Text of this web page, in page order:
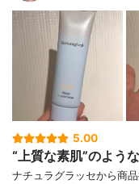
5.00
“上質な素肌”のよう
ナチュラグラッセから商